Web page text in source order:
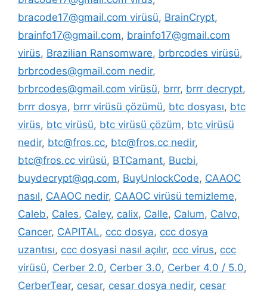
bracode17@gmail.com virüsü, BrainCrypt,
brainfo17@gmail.com, brainfo17@gmail.com
virüs, Brazilian Ransomware, brbrcodes virüsü,
brbrcodes@gmail.com nedir,
brbrcodes@gmail.com virüsü, brrr, brrr decrypt,
brrr dosya, brrr virüsü çözümü, btc dosyası, btc
virüs, btc virüsü, btc virüsü çözüm, btc virüsü
nedir, btc@fros.cc, btc@fros.cc nedir,
btc@fros.cc virüsü, BTCamant, Bucbi,
buydecrypt@qq.com, BuyUnlockCode, CAAOC
nasıl, CAAOC nedir, CAAOC virüsü temizleme,
Caleb, Cales, Caley, calix, Calle, Calum, Calvo,
Cancer, CAPITAL, ccc dosya, ccc dosya
uzantısı, ccc dosyasi nasıl açılır, ccc virus, ccc
virüsü, Cerber 2.0, Cerber 3.0, Cerber 4.0 / 5.0,
CerberTear, cesar, cesar dosya nedir, cesar